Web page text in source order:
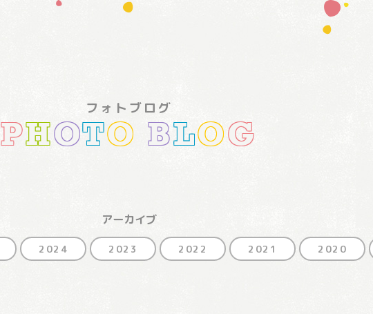
フォトブログ
PHOTO BLOG
アーカイブ
2024 2023 2022 2021 2020